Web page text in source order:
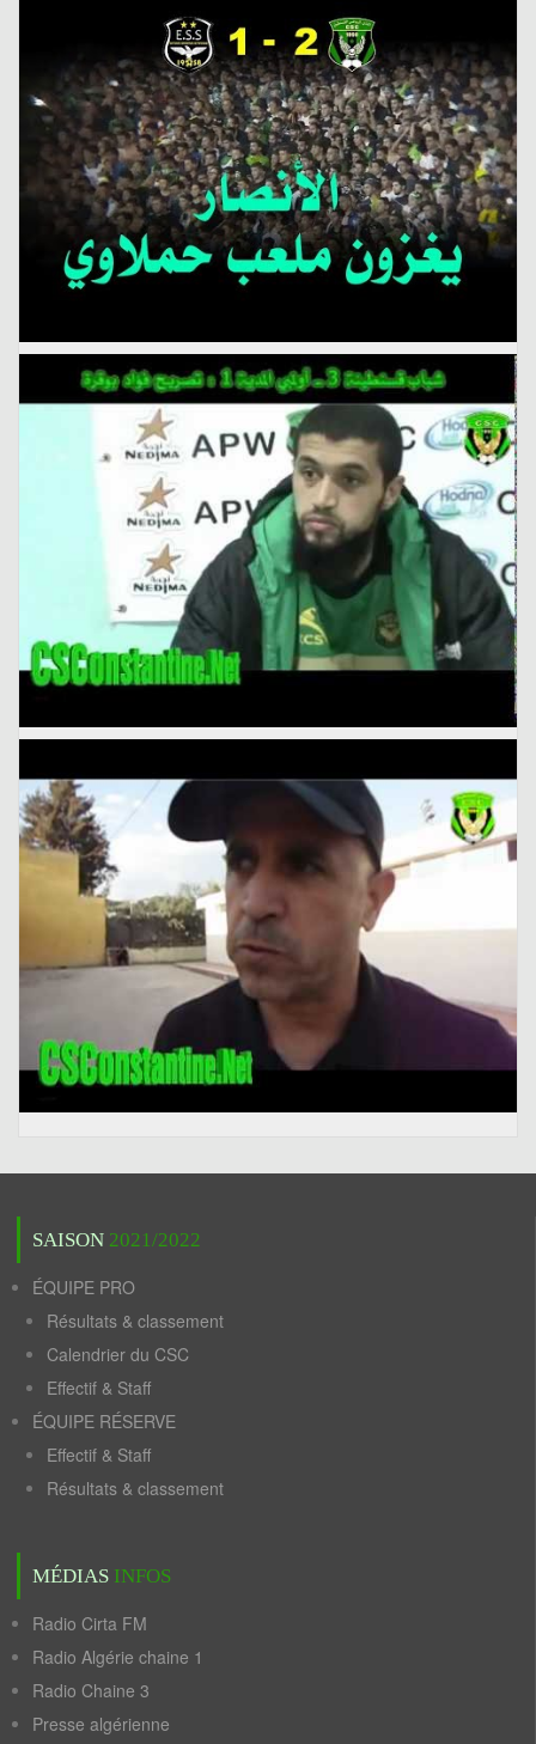
SAISON 2021/2022
ÉQUIPE PRO
Résultats & classement
Calendrier du CSC
Effectif & Staff
ÉQUIPE RÉSERVE
Effectif & Staff
Résultats & classement
MÉDIAS INFOS
Radio Cirta FM
Radio Algérie chaine 1
Radio Chaine 3
Presse algérienne